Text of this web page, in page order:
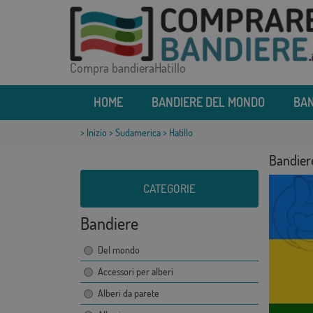
Compra bandieraHatillo
HOME BANDIERE DEL MONDO
> Inizio > Sudamerica> Hatillo
CATEGORIE
Bandiere
Del mondo
Accessori per alberi
Alberi da parete